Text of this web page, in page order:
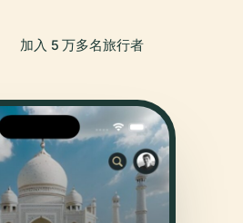
加入 5 万多名旅行者